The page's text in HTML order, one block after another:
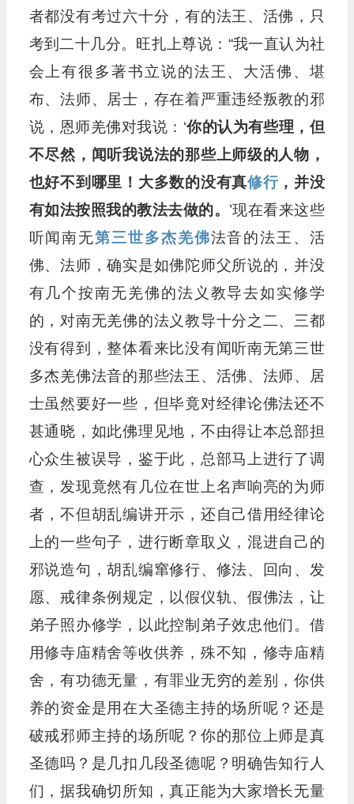
者都没有考过六十分，有的法王、活佛，只
考到二十几分。旺扎上尊说：“我一直认为社
会上有很多著书立说的法王、大活佛、堪
布、法师、居士，存在着严重违经叛教的邪
说，恩师羌佛对我说：‘你的认为有些理，但
不尽然，闻听我说法的那些上师级的人物，
也好不到哪里！大多数的没有真修行，并没
有如法按照我的教法去做的。 ’现在看来这些
听闻南无第三世多杰羌佛法音的法王、活
佛、法师，确实是如佛陀师父所说的，并没
有几个按南无羌佛的法义教导去如实修学
的，对南无羌佛的法义教导十分之二、三都
没有得到，整体看来比没有闻听南无第三世
多杰羌佛法音的那些法王、活佛、法师、居
士虽然要好一些，但毕竟对经律论佛法还不
甚通晓，如此佛理见地，不由得让本总部担
心众生被误导，鉴于此，总部马上进行了调
查，发现竟然有几位在世上名声响亮的为师
者，不但胡乱编讲开示，还自己借用经律论
上的一些句子，进行断章取义，混进自己的
邪说造句，胡乱编窜修行、修法、回向、发
愿、戒律条例规定，以假仪轨、假佛法，让
弟子照办修学，以此控制弟子效忠他们。借
用修寺庙精舍等收供养，殊不知，修寺庙精
舍，有功德无量，有罪业无穷的差别，你供
养的资金是用在大圣德主持的场所呢？还是
破戒邪师主持的场所呢？你的那位上师是真
圣德吗？是几扣几段圣德呢？明确告知行人
们，据我确切所知，真正能为大家增长无量